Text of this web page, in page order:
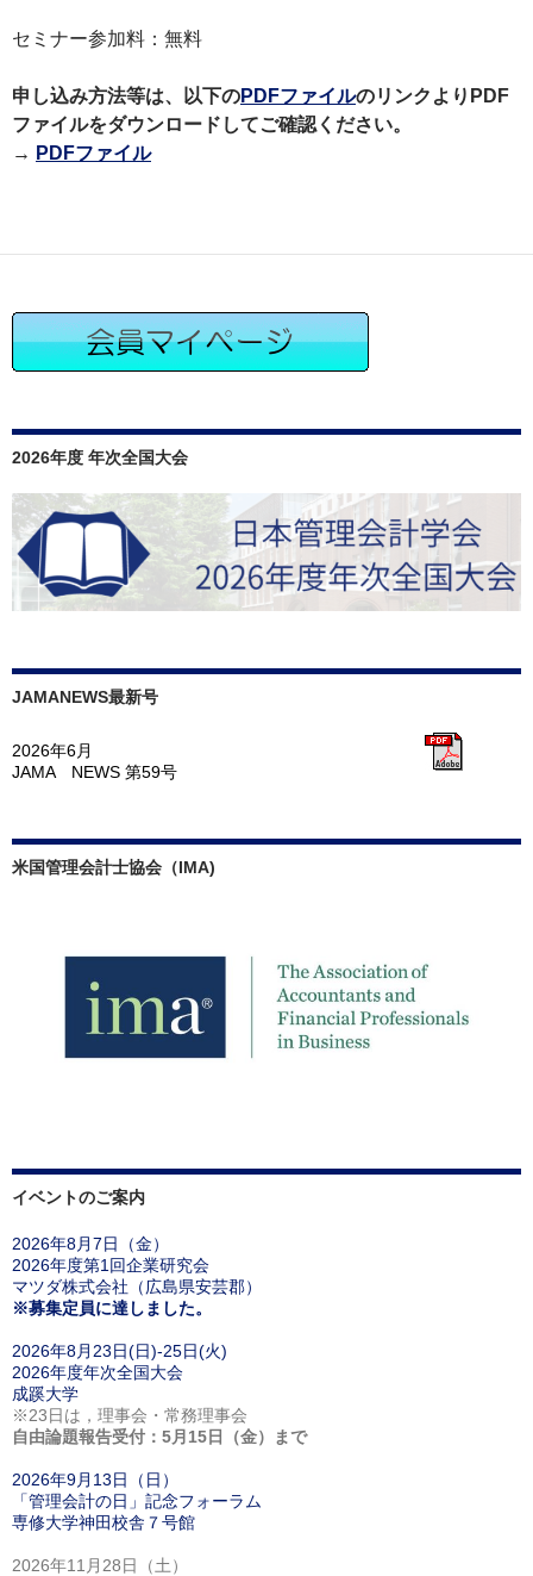
セミナー参加料：無料
申し込み方法等は、以下のPDFファイルのリンクよりPDF
ファイルをダウンロードしてご確認ください。
→ PDFファイル
2026年度 年次全国大会
JAMANEWS最新号
2026年6月
JAMA NEWS 第59号
米国管理会計士協会（IMA)
イベントのご案内
2026年8月7日（金）
2026年度第1回企業研究会
マツダ株式会社（広島県安芸郡）
※募集定員に達しました。
2026年8月23日(日)-25日(火)
2026年度年次全国大会
成蹊大学
※23日は，理事会・常務理事会
自由論題報告受付：5月15日（金）まで
2026年9月13日（日）
「管理会計の日」記念フォーラム
専修大学神田校舎７号館
2026年11月28日（土）